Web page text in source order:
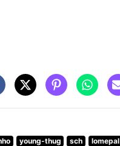
young-thug sch lomepal